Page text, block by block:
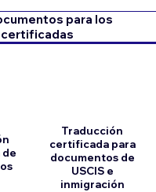
para los
Traducción
certificada para
documentos de
USCIS e
inmigración